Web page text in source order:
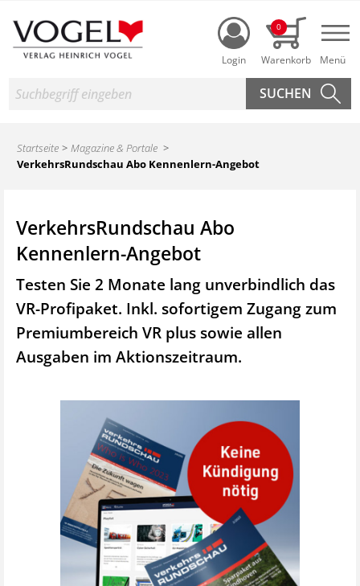
Login
0
Suche
Startseite
Magazine & Portale
VerkehrsRundschau Abo Kennenlern-Angebot
VerkehrsRundschau Abo
Kennenlern-Angebot
Testen Sie 2 Monate lang unverbindlich das
VR-Profipaket. Inkl. sofortigem Zugang zum
Premiumbereich VR plus sowie allen
Ausgaben im Aktionszeitraum.